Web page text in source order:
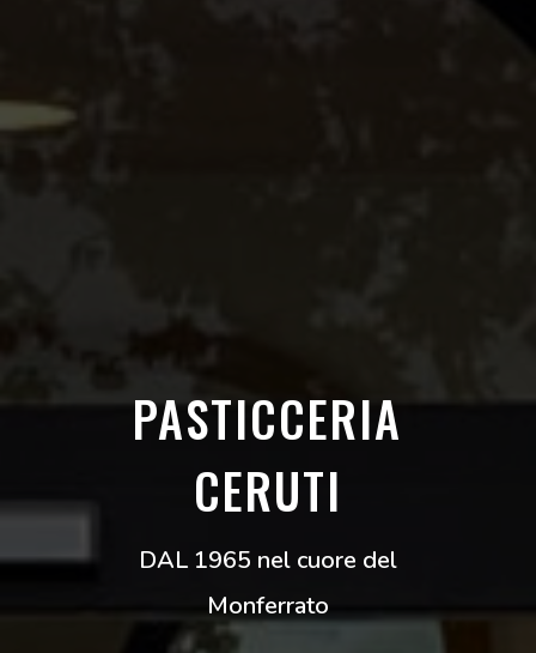
PASTICCERIA
CERUTI
DAL 1965 nel cuore del
Monferrato